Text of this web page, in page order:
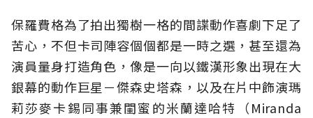
保羅費格為了拍出獨樹一格的間諜動作喜劇下足了
苦心，不但卡司陣容個個都是一時之選，甚至還為
演員量身打造角色，像是一向以鐵漢形象出現在大
銀幕的動作巨星－傑森史塔森，以及在片中飾演瑪
莉莎麥卡錫同事兼閨蜜的米蘭達哈特（Miranda